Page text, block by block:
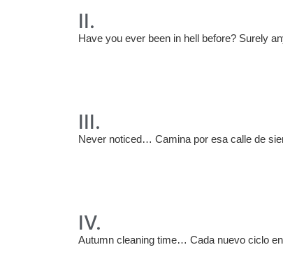
II.
Have you ever been in hell before? Surely
III.
Never noticed… Camina por esa calle de
IV.
Autumn cleaning time… Cada nuevo ciclo